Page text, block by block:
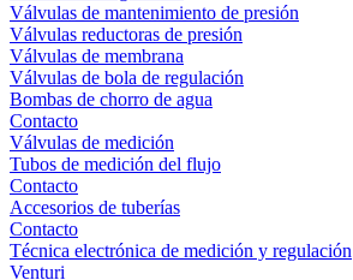
Válvulas de mantenimiento de presión
Válvulas reductoras de presión
Válvulas de membrana
Válvulas de bola de regulación
Bombas de chorro de agua
Contacto
Válvulas de medición
Tubos de medición del flujo
Contacto
Accesorios de tuberías
Contacto
Técnica electrónica de medición y regulación
Venturi